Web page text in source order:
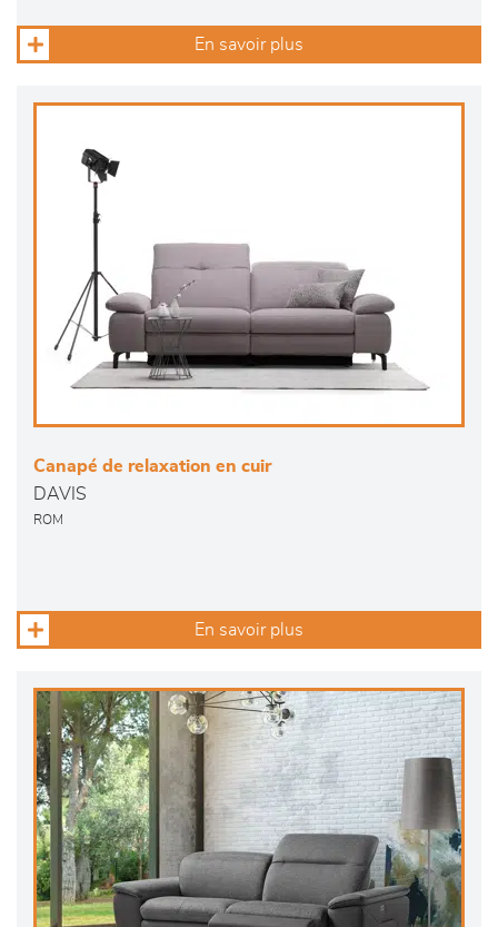
En savoir plus
Canapé de relaxation en cuir
DAVIS
ROM
En savoir plus